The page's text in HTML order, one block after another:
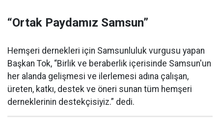
“Ortak Paydamız Samsun”
Hemşeri dernekleri için Samsunluluk vurgusu yapan
Başkan Tok, “Birlik ve beraberlik içerisinde Samsun'un
her alanda gelişmesi ve ilerlemesi adına çalışan,
üreten, katkı, destek ve öneri sunan tüm hemşeri
derneklerinin destekçisiyiz.” dedi.